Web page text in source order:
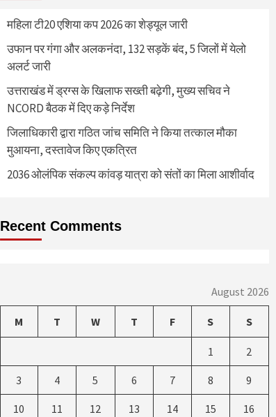
महिला टी20 एशिया कप 2026 का शेड्यूल जारी
उफान पर गंगा और अलकनंदा, 132 सड़कें बंद, 5 जिलों में येलो
अलर्ट जारी
उत्तराखंड में ड्रग्स के खिलाफ सख्ती बढ़ेगी, मुख्य सचिव ने
NCORD बैठक में दिए कड़े निर्देश
जिलाधिकारी द्वारा गठित जांच समिति ने किया तत्काल मौका
मुआयना, दस्तावेज किए एकत्रित
2036 ओलंपिक संकल्प कांवड़ यात्रा को संतों का मिला आशीर्वाद
Recent Comments
August 2026
M T W T F S S
1 2
3 4 5 6 7 8 9
10 11 12 13 14 15 16